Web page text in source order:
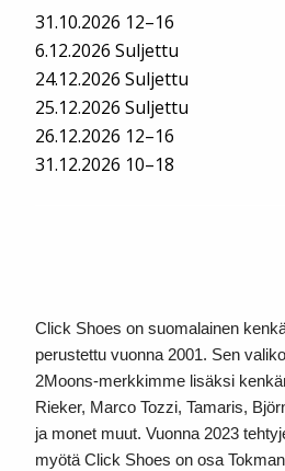
31.10.2026 12–16
6.12.2026 Suljettu
24.12.2026 Suljettu
25.12.2026 Suljettu
26.12.2026 12–16
31.12.2026 10–18
Click Shoes on suomalainen
perustettu vuonna 2001. Sen
2Moons-merkkimme lisäksi
Rieker, Marco Tozzi, Tamaris,
ja monet muut. Vuonna 2023
myötä Click Shoes on osa